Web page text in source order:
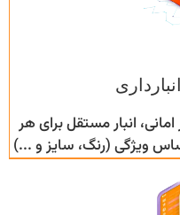
امانی، انبار مستقل برای هر
ویژگی (رنگ، سایز و ...)